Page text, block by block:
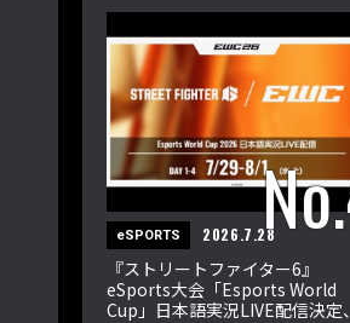
eSPORTS 2026.7.28
『ストリートファイター6』
eSports大会「Esports World
Cup」日本語実況LIVE配信決定、